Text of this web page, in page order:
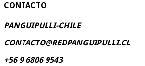
CONTACTO
PANGUIPULLI-CHILE
CONTACTO@REDPANGUIPULLI.CL
+56 9 6806 9543